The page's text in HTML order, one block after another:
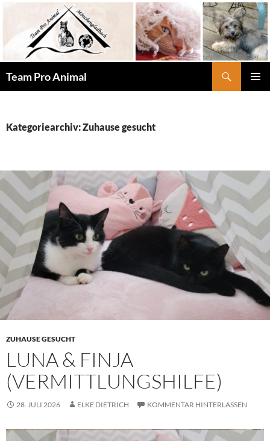
springen
Team Pro Animal
Kategoriearchiv: Zuhause gesucht
ZUHAUSE GESUCHT
LUNA & FINJA
(VERMITTLUNGSHILFE)
28. JULI 2026 ELKE DIETRICH KOMMENTAR HINTERLASSEN